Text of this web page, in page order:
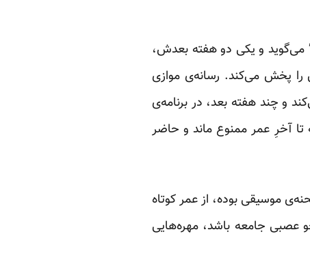
می‌گوید و یکی دو هفته بعدش،
پخش می‌کند. رسانه‌ی موازی
و چند هفته بعد، در برنامه‌ی
آخرِ عمر ممنوع ماند و حاضر
موسیقی بوده، از عمر کوتاه
عصبی جامعه باشد، مهره‌هایی